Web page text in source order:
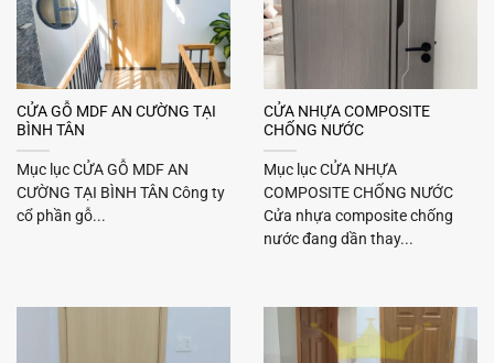
CỬA GỖ MDF AN CƯỜNG TẠI
BÌNH TÂN
Mục lục CỬA GỖ MDF AN
CƯỜNG TẠI BÌNH TÂN Công ty
cổ phần gỗ...
CỬA NHỰA COMPOSITE
CHỐNG NƯỚC
Mục lục CỬA NHỰA
COMPOSITE CHỐNG NƯỚC
Cửa nhựa composite chống
nước đang dần thay...